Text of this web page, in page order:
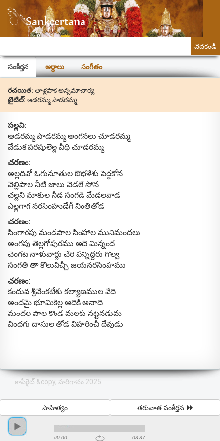
వెదకండి
సంకీర్తన అర్థాలు సంగీతం
రచయిత: తాళ్లపాక అన్నమాచార్య
టైటిల్: ఆడరమ్మ పాడరమ్మ
పల్లవి:
ఆడరమ్మ పాడరమ్మ అంగనలు చూడరమ్మ
వేడుక పరషులెల్ల వీధి చూడరమ్మ
చరణం:
అల్లదివో ఓగునూతుల ఔభళేశు పెద్దకోన
వెల్లిపాల నీటి జాలు వెడలే సోన
చల్లని మాకుల నీడ సంగడి మేడలవాడ
ఎల్లగాగ నరసింహుడేగీ నింతితోడ
చరణం:
సింగారపు మండపాల సింహాల మునిమందలు
అంగపు తెల్లగోపురము అదె మిన్నంద
చెంగట నాళువార్లు చేరి పన్నిద్దరు గొల్వ
సంగతి తా కొలువిచ్చీ జయనరసింహము
చరణం:
కందువ శ్రీవేంకటేశు కల్యాణముల వేది
అందమై భూమికెల్ల ఆదికి అనాది
మందల పాల కొండ మలకు నట్టనడుమ
విందగు దాసుల తోడ విహరించీ దేవుడు
కాపీరైట్ &copy; హరిగానం 2025
తరువాత సంకీర్తన
సాహిత్యం
00:00 -03:37